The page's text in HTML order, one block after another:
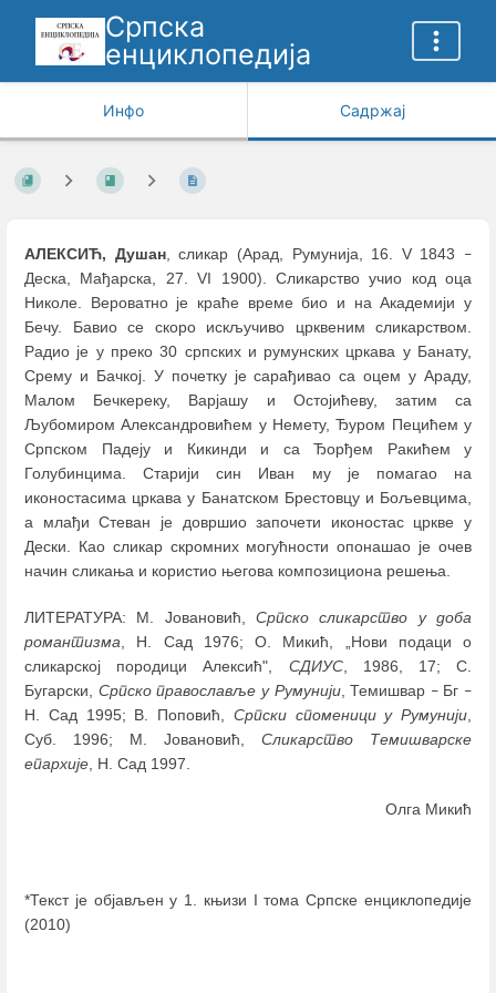
Српска
енциклопедија
Инфо Садржај
АЛЕКСИЋ, Душан, сликар (Арад, Румунија, 16. V 1843 –
Деска, Мађарска, 27. VI 1900). Сликарство учио код оца
Николе. Вероватно је краће време био и на Академији у
Бечу. Бавио се скоро искључиво црквеним сликарством.
Радио је у преко 30 српских и румунских цркава у Банату,
Срему и Бачкој. У почетку је сарађивао са оцем у Араду,
Мaлом Бечкереку, Варјашу и Остојићеву, затим са
Љубомиром Александровићем у Немету, Ђуром Пецићем у
Српском Падеју и Кикинди и са Ђорђем Ракићем у
Голубинцима. Старији син Иван му је помагао на
иконостасима цркава у Банатском Брестовцу и Бољевцима,
а млађи Стеван је довршио започети иконостас цркве у
Дески. Као сликар скромних могућности опонашао је очев
начин сликања и користио његова композициона решења.
ЛИТЕРАТУРА: М. Јовановић, Српско сликарство у доба
романтизма , Н. Сад 1976; О. Микић, „Нови подаци о
сликарској породици Алексић", СДИУС, 1986, 17; С.
Бугарски, Српско православље у Румунији, Темишвар –Бг –
Н. Сад 1995; В. Поповић, Српски споменици у Румунији
Суб. 1996; М. Јовановић, Сликарство Темишварске
епархије , Н. Сад 1997.
Олга Микић
*Текст је објављен у 1. књизи I тома Српске енциклопедије
(2010)